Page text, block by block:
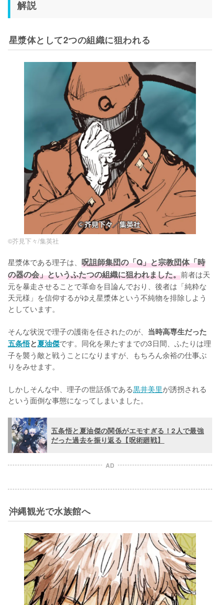
解説
星漿体として2つの組織に狙われる
©︎芥見下々/集英社
星漿体である理子は、 呪詛師集団の「Q」と宗教団体「時
の器の会」というふたつの組織に狙われました。前者は天
元を暴走させることで革命を目論んでおり、後者は「純粋な
天元様」を信仰するがゆえ星漿体という不純物を排除しよう
としています。
そんな状況で理子の護衛を任されたのが、 当時高専生だった
五条悟と夏油傑です。同化を果たすまでの3日間、ふたりは理
子を襲う敵と戦うことになりますが、もちろん余裕の仕事ぶ
りをみせます。
しかしそんな中、理子の世話係である黒井美里が誘拐される
という面倒な事態になってしまいました。
五条悟と夏油傑の関係がエモすぎる！2人で最強
だった過去を振り返る【呪術廻戦】
AD
沖縄観光で水族館へ